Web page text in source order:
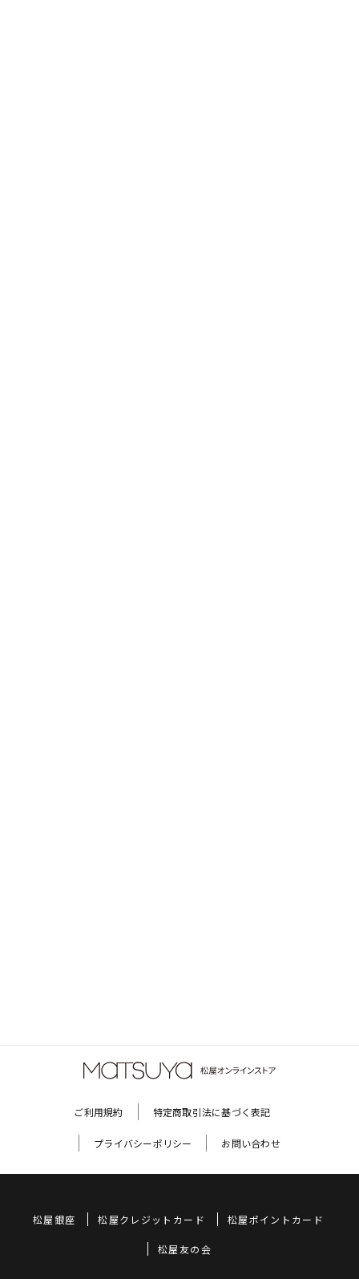
ご利用規約 特定商取引法に基づく表記
プライバシーポリシー お問い合わせ
松屋銀座 松屋クレジットカード 松屋ポイントカード
松屋友の会